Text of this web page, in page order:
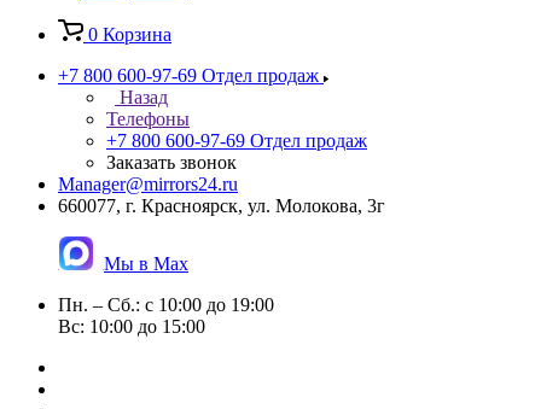
0 Корзина
+7 800 600-97-69 Отдел продаж
Назад
Телефоны
+7 800 600-97-69 Отдел продаж
Заказать звонок
Manager@mirrors24.ru
660077, г. Красноярск, ул. Молокова, 3г
Мы в Max
Пн. – Сб.: с 10:00 до 19:00
Вс: 10:00 до 15:00